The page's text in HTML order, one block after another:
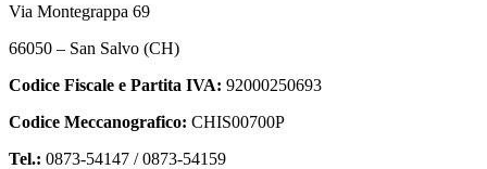
Via Montegrappa 69
66050 – San Salvo (CH)
Codice Fiscale e Partita IVA: 92000250693
Codice Meccanografico: CHIS00700P
Tel.: 0873-54147 /0873-54159